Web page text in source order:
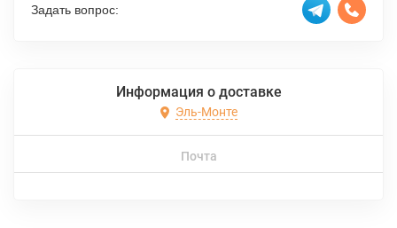
Задать вопрос:
Информация о доставке
Эль-Монте
Почта